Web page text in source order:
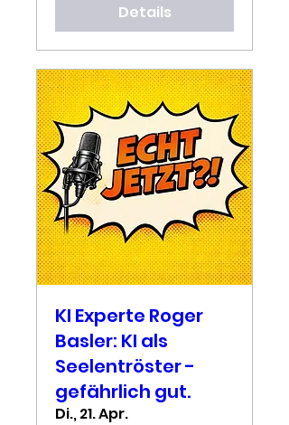
Details
KI Experte Roger
Basler: KI als
Seelentröster -
gefährlich gut.
Di., 21. Apr.